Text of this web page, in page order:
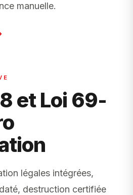
manuelle.
et Loi 69-
légales intégrées,
destruction certifiée